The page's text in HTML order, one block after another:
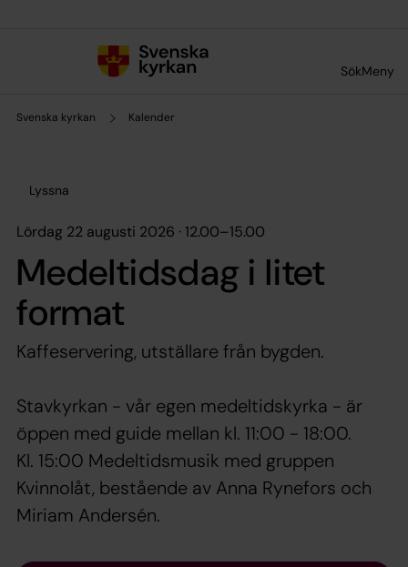
SökMeny
Svenska kyrkan Kalender
Lyssna
lördag 22 augusti 2026 · 12.00–15.00
Medeltidsdag i litet
format
Kaffeservering, utställare från bygden.
Stavkyrkan - vår egen medeltidskyrka - är
öppen med guide mellan kl. 11:00 - 18:00.
Kl. 15:00 Medeltidsmusik med gruppen
Kvinnolåt, bestående av Anna Rynefors och
Miriam Andersén.